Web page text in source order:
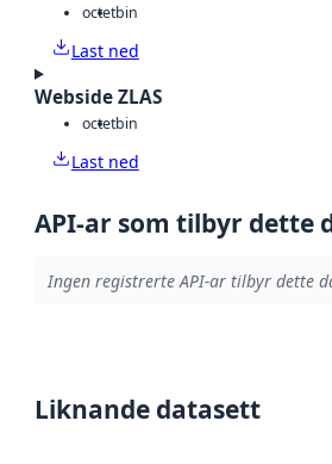
octetbin
Last ned
Webside ZLAS
octetbin
Last ned
API-ar som tilbyr dette
Ingen registrerte API-ar tilbyr dette
Liknande datasett